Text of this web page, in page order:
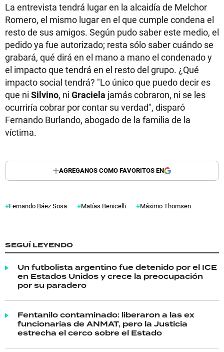
La entrevista tendrá lugar en la alcaidía de Melchor
Romero, el mismo lugar en el que cumple condena el
resto de sus amigos. Según pudo saber este medio, el
pedido ya fue autorizado; resta sólo saber cuándo se
grabará, qué dirá en el mano a mano el condenado y
el impacto que tendrá en el resto del grupo. ¿Qué
impacto social tendrá? "Lo único que puedo decir es
que ni Silvino, ni Graciela jamás cobraron, ni se les
ocurriría cobrar por contar su verdad", disparó
Fernando Burlando, abogado de la familia de la
víctima.
AGREGANOS COMO FAVORITOS EN
Fernando Báez Sosa Matías Benicelli Máximo Thomsen
SEGUÍ LEYENDO
Un futbolista argentino fue detenido por el ICE
en Estados Unidos y crece la preocupación
por su paradero
Fentanilo contaminado: liberaron a las ex
funcionarias de ANMAT, pero la Justicia
estrecha el cerco sobre el Estado